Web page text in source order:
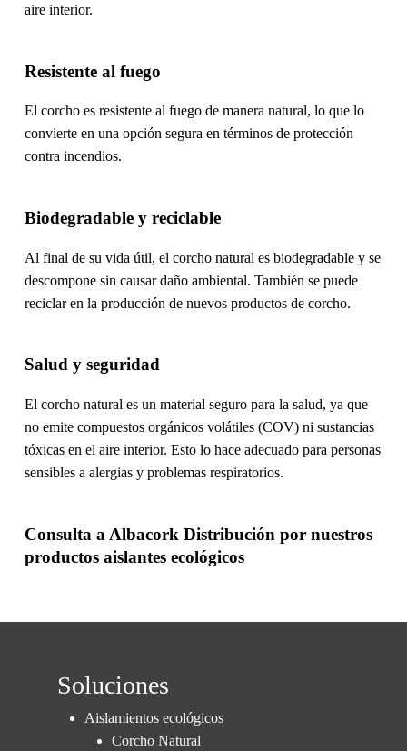
aire interior.
Resistente al fuego
El corcho es resistente al fuego de manera natural, lo que lo
convierte en una opción segura en términos de protección
contra incendios.
Biodegradable y reciclable
Al final de su vida útil, el corcho natural es biodegradable y se
descompone sin causar daño ambiental. También se puede
reciclar en la producción de nuevos productos de corcho.
Salud y seguridad
El corcho natural es un material seguro para la salud, ya que
no emite compuestos orgánicos volátiles (COV) ni sustancias
tóxicas en el aire interior. Esto lo hace adecuado para personas
sensibles a alergias y problemas respiratorios.
Consulta a Albacork Distribución por nuestros
productos aislantes ecológicos
Soluciones
Aislamientos ecológicos
Corcho Natural